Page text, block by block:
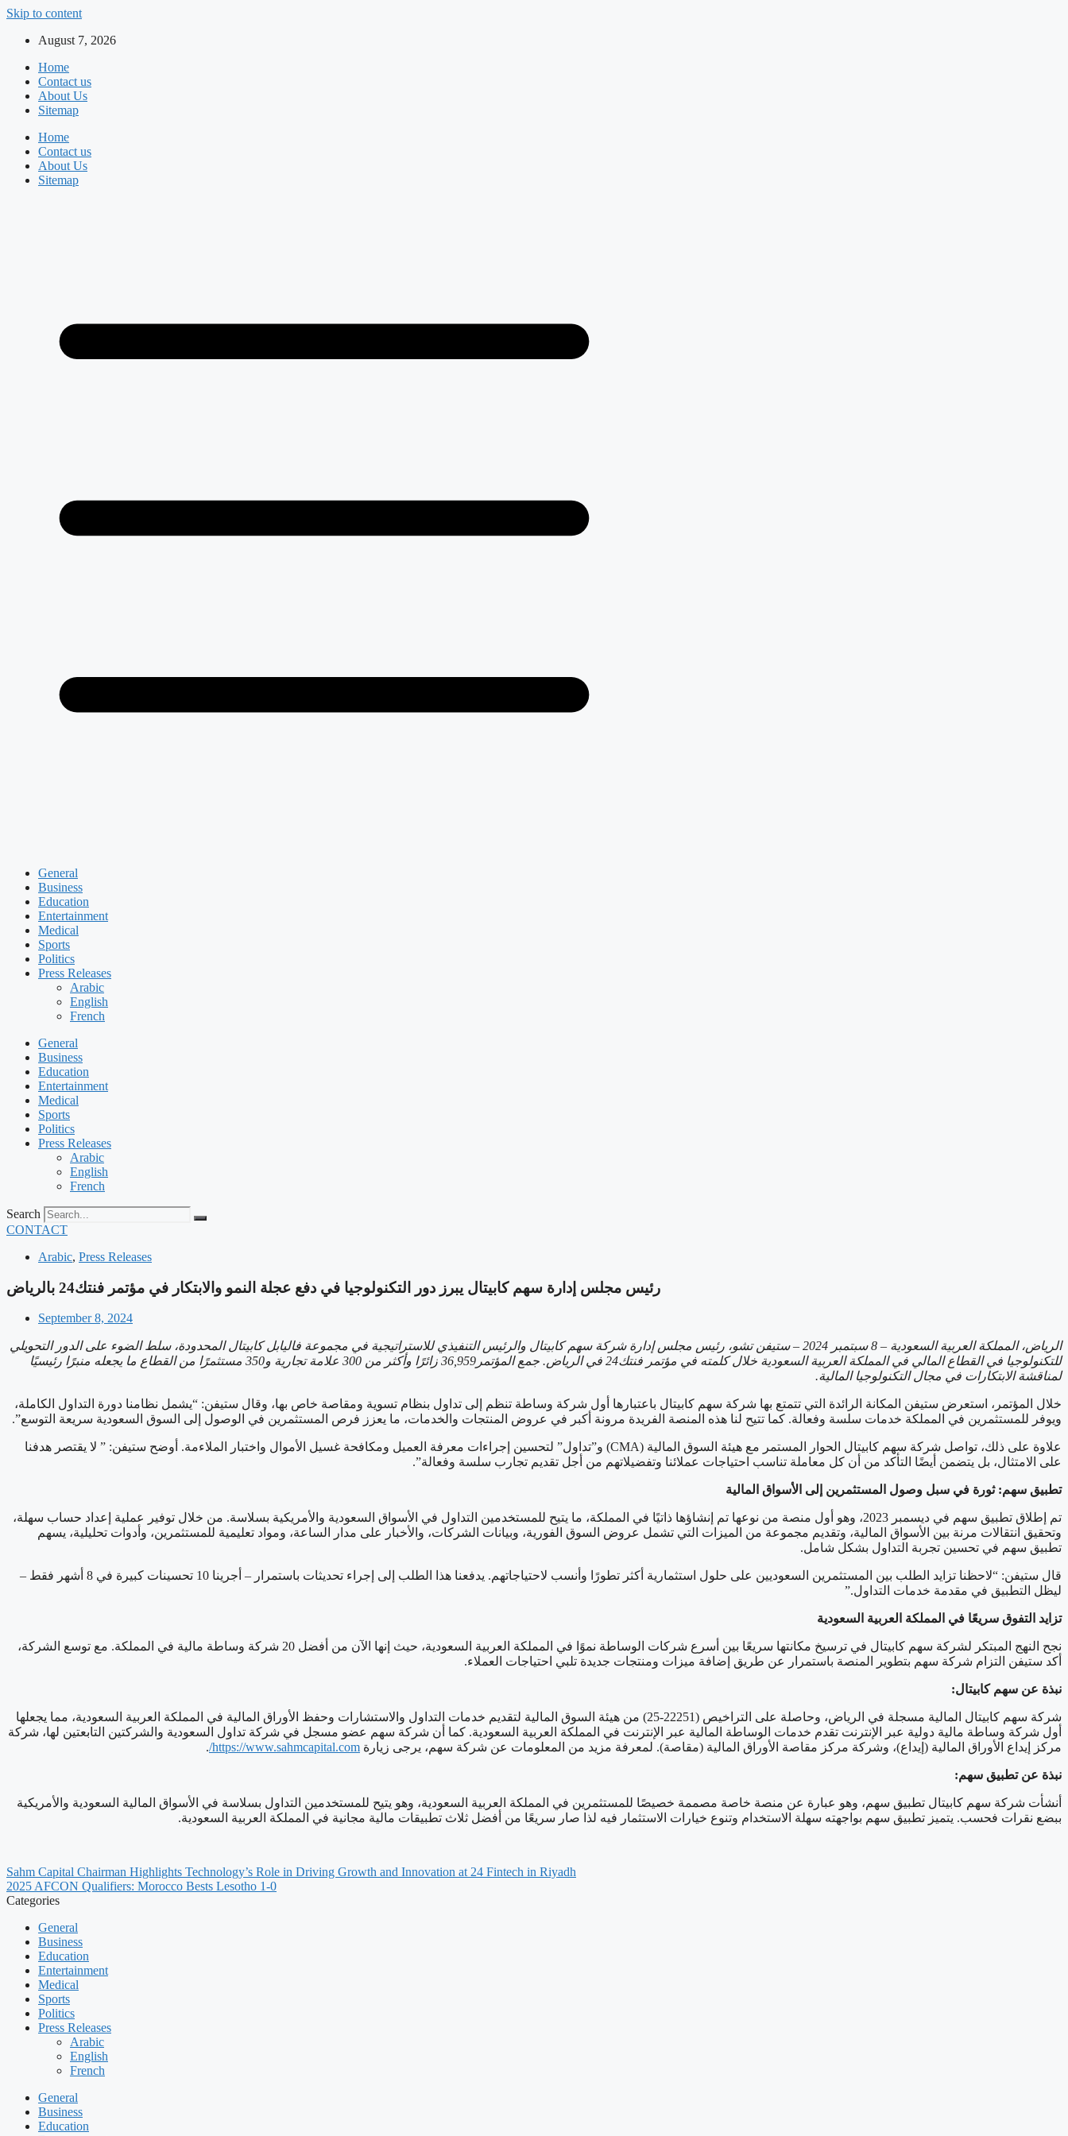
Skip to content
August 7, 2026
Home
Contact us
About Us
Sitemap
Home
Contact us
About Us
Sitemap
General
Business
Education
Entertainment
Medical
Sports
Politics
Press Releases
Arabic
English
French
General
Business
Education
Entertainment
Medical
Sports
Politics
Press Releases
Arabic
English
French
Search
CONTACT
Arabic, Press Releases
‫رئيس مجلس إدارة سهم كابيتال يبرز دور التكنولوجيا في دفع عجلة النمو والابتكار في مؤتمر فنتك24 بالرياض
September 8, 2024
الرياض، المملكة العربية السعودية – 8
سبتمبر 2024 – ستيفن تشو، رئيس مجلس إدارة شركة سهم كابيتال والرئيس التنفيذي للاستراتيجية في مجموعة فاليابل كابيتال المحدودة، سلط الضوء على الدور التحويلي
للتكنولوجيا في القطاع المالي في المملكة العربية السعودية خلال كلمته في مؤتمر فنتك24 في الرياض. جمع المؤتمر 36,959 زائرًا وأكثر من 300 علامة تجارية و 350 مستثمرًا من القطاع ما يجعله منبرًا رئيسيًا
لمناقشة الابتكارات في مجال التكنولوجيا المالية.
خلال المؤتمر، استعرض ستيفن المكانة الرائدة التي تتمتع بها شركة سهم كابيتال باعتبارها أول شركة وساطة تنظم إلى تداول بنظام تسوية ومقاصة خاص بها، وقال ستيفن: “يشمل نظامنا دورة التداول الكاملة،
ويوفر للمستثمرين في المملكة خدمات سلسة وفعالة. كما تتيح لنا هذه المنصة الفريدة مرونة أكبر في عروض المنتجات والخدمات، ما يعزز فرص المستثمرين في الوصول إلى السوق السعودية سريعة التوسع”.
علاوة على ذلك، تواصل شركة سهم كابيتال الحوار المستمر مع هيئة السوق المالية (CMA) و”تداول” لتحسين إجراءات معرفة العميل ومكافحة غسيل الأموال واختبار الملاءمة. أوضح ستيفن: ” لا يقتصر هدفنا
على الامتثال، بل يتضمن أيضًا التأكد من أن كل معاملة تناسب احتياجات عملائنا وتفضيلاتهم من أجل تقديم تجارب سلسة وفعالة”.
تطبيق سهم: ثورة في سبل وصول المستثمرين إلى الأسواق المالية
تم إطلاق تطبيق سهم في ديسمبر 2023، وهو أول منصة من نوعها تم إنشاؤها ذاتيًا في المملكة، ما يتيح للمستخدمين التداول في الأسواق السعودية والأمريكية بسلاسة. من خلال توفير عملية إعداد حساب سهلة،
وتحقيق انتقالات مرنة بين الأسواق المالية، وتقديم مجموعة من الميزات التي تشمل عروض السوق الفورية، وبيانات الشركات، والأخبار على مدار الساعة، ومواد تعليمية للمستثمرين، وأدوات تحليلية، يسهم
تطبيق سهم في تحسين تجربة التداول بشكل شامل.
قال ستيفن: “لاحظنا تزايد الطلب بين المستثمرين السعوديين على حلول استثمارية أكثر تطورًا وأنسب لاحتياجاتهم. يدفعنا هذا الطلب إلى إجراء تحديثات باستمرار – أجرينا 10 تحسينات كبيرة في 8 أشهر فقط –
ليظل التطبيق في مقدمة خدمات التداول.”
تزايد التفوق سريعًا في المملكة العربية السعودية
نجح النهج المبتكر لشركة سهم كابيتال في ترسيخ مكانتها سريعًا بين أسرع شركات الوساطة نموًا في المملكة العربية السعودية، حيث إنها الآن من أفضل 20 شركة وساطة مالية في المملكة. مع توسع الشركة،
أكد ستيفن التزام شركة سهم بتطوير المنصة باستمرار عن طريق إضافة ميزات ومنتجات جديدة تلبي احتياجات العملاء.
نبذة عن سهم كابيتال:
شركة سهم كابيتال المالية مسجلة في الرياض، وحاصلة على التراخيص (22251-25) من هيئة السوق المالية لتقديم خدمات التداول والاستشارات وحفظ الأوراق المالية في المملكة العربية السعودية، مما يجعلها
أول شركة وساطة مالية دولية عبر الإنترنت تقدم خدمات الوساطة المالية عبر الإنترنت في المملكة العربية السعودية. كما أن شركة سهم عضو مسجل في شركة تداول السعودية والشركتين التابعتين لها، شركة
مركز إيداع الأوراق المالية (إيداع)، وشركة مركز مقاصة الأوراق المالية (مقاصة). لمعرفة مزيد من المعلومات عن شركة سهم، يرجى زيارة https://www.sahmcapital.com/
.
نبذة عن تطبيق سهم:
أنشأت شركة سهم كابيتال تطبيق سهم، وهو عبارة عن منصة خاصة مصممة خصيصًا للمستثمرين في المملكة العربية السعودية، وهو يتيح للمستخدمين التداول بسلاسة في الأسواق المالية السعودية والأمريكية
ببضع نقرات فحسب. يتميز تطبيق سهم بواجهته سهلة الاستخدام وتنوع خيارات الاستثمار فيه لذا صار سريعًا من أفضل ثلاث تطبيقات مالية مجانية في المملكة العربية السعودية.
Sahm Capital Chairman Highlights Technology’s Role in Driving Growth and Innovation at 24 Fintech in Riyadh
2025 AFCON Qualifiers: Morocco Bests Lesotho 1-0
Categories
General
Business
Education
Entertainment
Medical
Sports
Politics
Press Releases
Arabic
English
French
General
Business
Education